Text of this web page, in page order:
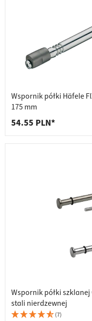
Wspornik półki Häfele
175 mm
54.55 PLN*
Wspornik półki szklanej
stali nierdzewnej
(7)